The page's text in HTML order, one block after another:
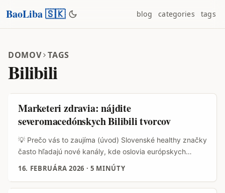
BaoLiba 🇸🇰 blog categories tags
DOMOV TAGS
Bilibili
Marketeri zdravia: nájdite
severomacedónskych Bilibili tvorcov
💡 Prečo vás to zaujíma (úvod) Slovenské healthy značky
často hľadajú nové kanály, kde oslovia európskych
zákazníkov s autenticou. Bilibili nie je len čínska video
dokumenty, livestream) sú ideálne pre obsah o výžive,
16. FEBRUÁRA 2026 ·5 MINÚTY